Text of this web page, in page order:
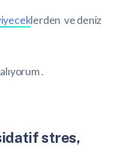
lerden ve deniz
.
stres,